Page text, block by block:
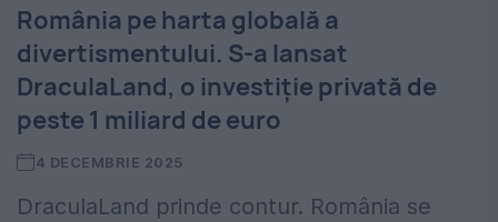
România pe harta globală a
divertismentului. S-a lansat
DraculaLand, o investiție privată de
peste 1 miliard de euro
4 DECEMBRIE 2025
DraculaLand prinde contur. România se